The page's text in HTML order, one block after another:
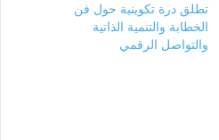
تطلق درة تكوينية حول فن
الخطابة والتنمية الذاتية
والتواصل الرقمي